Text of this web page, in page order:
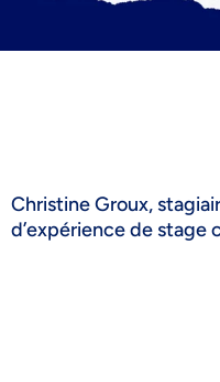
Christine Groux,
d’expérience de stage